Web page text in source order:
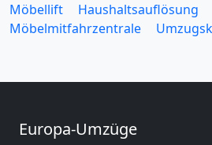
Möbellift
Haushaltsauflösung
Möbelmitfahrzentrale
Europa-Umzüge